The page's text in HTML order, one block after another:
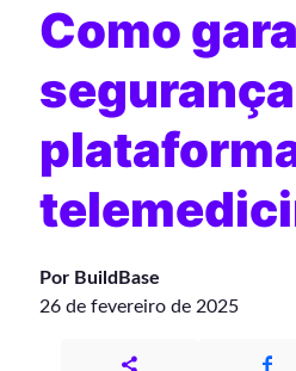
Como
Por BuildBase
26 de fevereiro de 2025